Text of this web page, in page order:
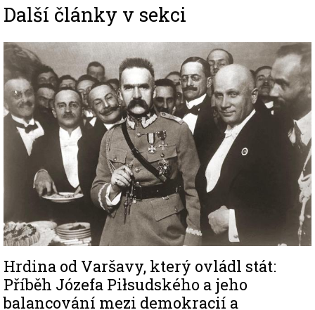
Další články v sekci
Image
Hrdina od Varšavy, který ovládl stát:
Příběh Józefa Piłsudského a jeho
balancování mezi demokracií a